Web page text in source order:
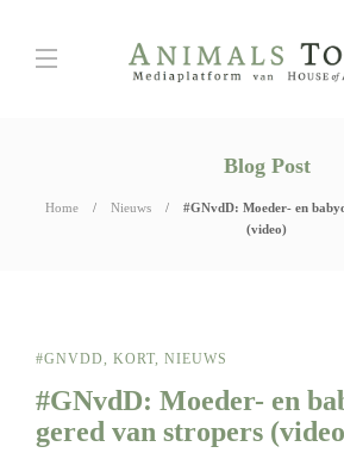
Blog Post
Home Nieuws
#GNvdD: Moeder- en
(video)
#GNVDD, KORT, NIEUWS
#GNvdD: Moeder- en
gered van stropers